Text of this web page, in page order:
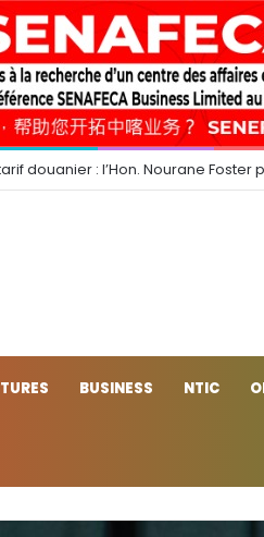
douanier : l’Hon. Nourane
BUSINESS NTIC